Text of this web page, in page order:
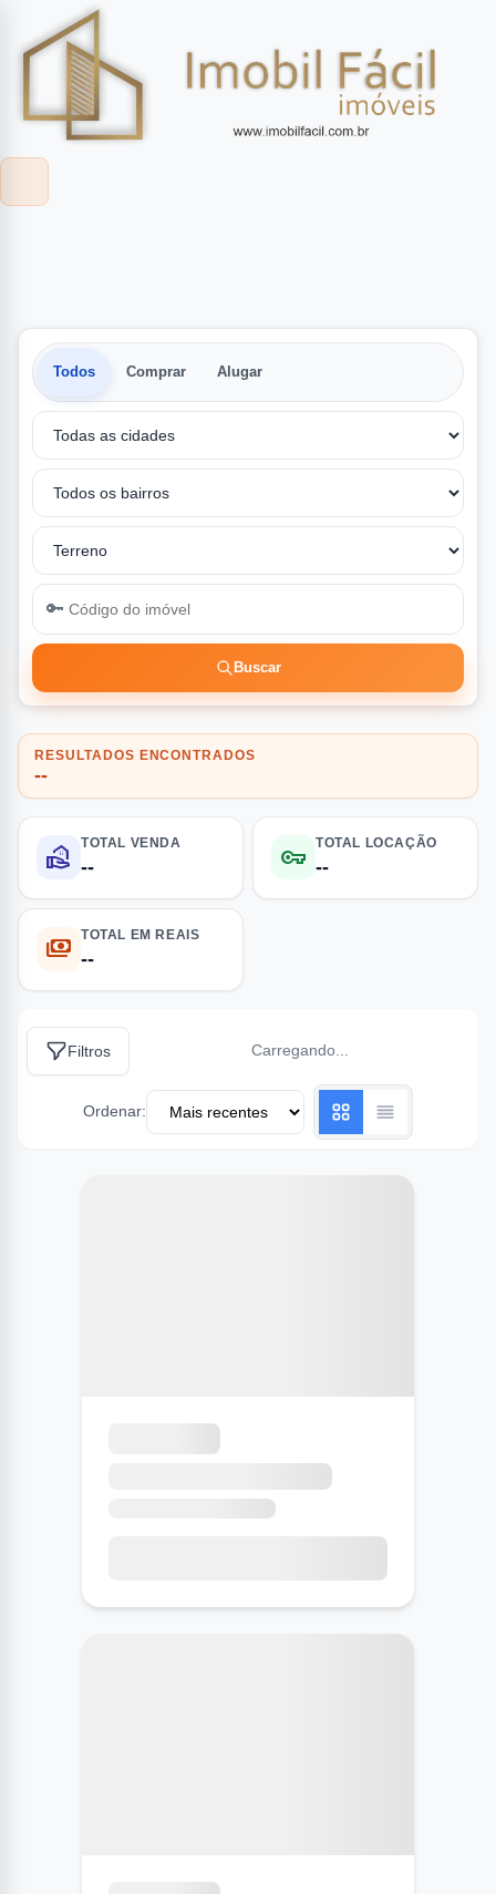
Todos Comprar Alugar
🔑
Buscar
RESULTADOS ENCONTRADOS
--
real_estate_agent TOTAL VENDA
-- vpn_key TOTAL LOCAÇÃO
--
payments TOTAL EM REAIS
--
Filtros Carregando...
Ordenar: